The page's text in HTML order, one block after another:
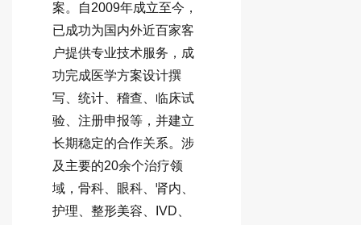
案。自2009年成立至今，
已成功为国内外近百家客
户提供专业技术服务，成
功完成医学方案设计撰
写、统计、稽查、临床试
验、注册申报等，并建立
长期稳定的合作关系。涉
及主要的20余个治疗领
域，骨科、眼科、肾内、
护理、整形美容、IVD、